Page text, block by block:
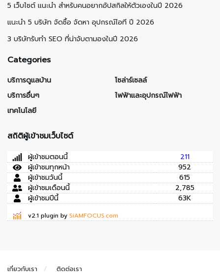
5 เว็บไซต์ แนะนำ สำหรับคนอยากอัปสกิลให้ตัวเองในปี 2026
แนะนำ 5 บริษัท จัดซื้อ จัดหา อุปกรณ์ไอที ปี 2026
3 บริษัทรับทำ SEO ที่น่าจับตามองในปี 2026
Categories
บริการดูแลบ้าน
บริการอื่นๆ
เทคโนโลยี
โซล่าร์เซลล์
ไฟฟ้าและอุปกรณ์ไฟฟ้า
สถิติผู้เข้าชมเว็บไซต์
ผู้เข้าชมตอนนี้
211
ผู้เข้าชมทุกหน้า
952
ผู้เข้าชมวันนี้
615
ผู้เข้าชมเดือนนี้
2,785
ผู้เข้าชมปีนี้
63K
v2.1 plugin by SiAMFOCUS.com
เกี่ยวกับเรา ติดต่อเรา